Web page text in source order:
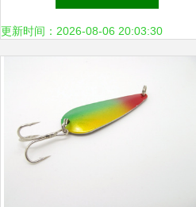
销售大清查
更新时间：2026-08-06 20:03:30